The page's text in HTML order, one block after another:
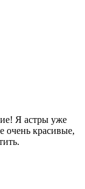
Я астры уже
очень красивые,